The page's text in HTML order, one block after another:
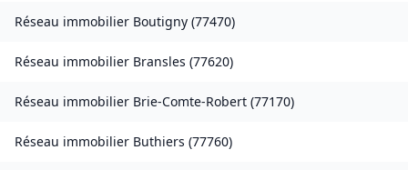
Réseau immobilier Boutigny (77470)
Réseau immobilier Bransles (77620)
Réseau immobilier Brie-Comte-Robert (77170)
Réseau immobilier Buthiers (77760)